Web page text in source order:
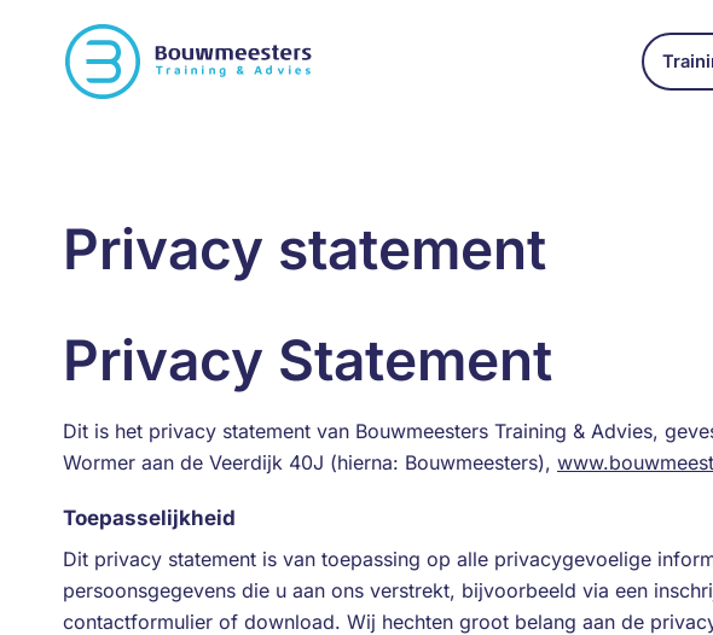
Privacy statement
Privacy Statement
Dit is het privacy statement van Bouwmeesters Training & Advies,
Wormer aan de Veerdijk 40J (hierna: Bouwmeesters),
Toepasselijkheid
Dit privacy statement is van toepassing op alle privacygevoelige
persoonsgegevens die u aan ons verstrekt, bijvoorbeeld via een
contactformulier of download. Wij hechten groot belang aan de